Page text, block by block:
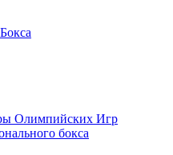
Олимпийских Игр
бокса